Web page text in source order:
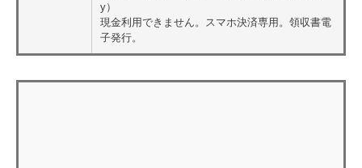
y）
現金利用できません。スマホ決済専用。領収書電
子発行。